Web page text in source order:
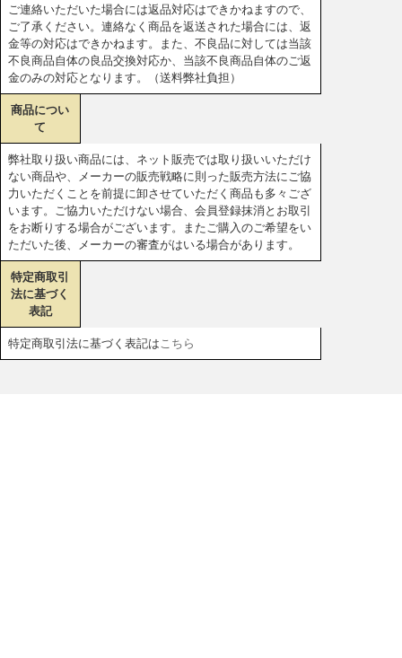
ご連絡いただいた場合には返品対応はできかねますので、
ご了承ください。連絡なく商品を返送された場合には、返
金等の対応はできかねます。また、不良品に対しては当該
不良商品自体の良品交換対応か、当該不良商品自体のご返
金のみの対応となります。（送料弊社負担）
商品につい
て
弊社取り扱い商品には、ネット販売では取り扱いいただけ
ない商品や、メーカーの販売戦略に則った販売方法にご協
力いただくことを前提に卸させていただく商品も多々ござ
います。ご協力いただけない場合、会員登録抹消とお取引
をお断りする場合がございます。またご購入のご希望をい
ただいた後、メーカーの審査がはいる場合があります。
特定商取引
法に基づく
表記
特定商取引法に基づく表記は こちら